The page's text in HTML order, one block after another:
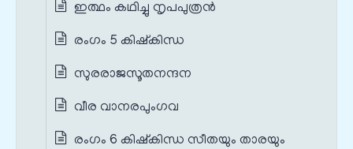
ഇത്ഥം കഥിച്ചു നൃപപുത്രൻ
രംഗം 5 കിഷ്കിന്ധ
സുരരാജസൂതനന്ദന
വീര വാനരപുംഗവ
രംഗം 6 കിഷ്കിന്ധ സീതയും താരയും